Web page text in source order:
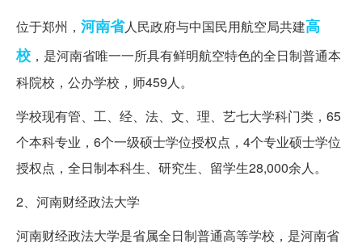
位于郑州， 河南省人民政府与中国民用航空局共建高
校 ，是河南省唯一一所具有鲜明航空特色的全日制普通本
科院校，公办学校，师459人。
学校现有管、工、经、法、文、理、艺七大学科门类，65
个本科专业，6个一级硕士学位授权点，4个专业硕士学位
授权点，全日制本科生、研究生、留学生28,000余人。
2、河南财经政法大学
河南财经政法大学是省属全日制普通高等学校，是河南省